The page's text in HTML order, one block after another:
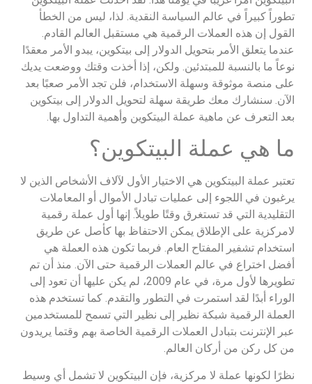
تطوراً كبيراً في عالم السياسة النقدية. لذا، ليس من الخطأ
القول إن هذه العملات الرقمية هي مستقبل العالم القادم.
عندما يتعلق الأمر بتحويل الدولار إلى بيتكوين، يبدو الأمر معقدًا
نوعاً ما بالنسبة للمبتدئين. ولكن، إذا أخذت وقتك ووضعت يديك
على منصة موثوقة وسهلة الاستخدام، فلن تجد الأمر صعبًا بعد
الآن. سنشارك معك طريقة سهلة لتحويل الدولار إلى بيتكوين
بعد التعرف عن ماهية عملة البيتكوين وأهمية التداول بها.
ما هي عملة البيتكوين؟
تعتبر عملة البيتكوين هي الاختيار الأول لآلاف الأشخاص الذين لا
يرغبون في اللجوء إلى عمليات تبادل الأموال أو المعاملات
التقليدية التي قد تستغرق وقتًا طويلاً. إنها أول عملة رقمية
لامركزية على الإطلاق يمكن الاحتفاظ بها كأصل عن طريق
استخدام تشفير المفتاح العام. فربما تكون هذه العملة هي
أفضل اختراع في عالم العملات الرقمية حتى الآن. منذ أن تم
تطويرها لأول مرة، في عام 2009، لم يكن عليها أن تعود إلى
الوراء أبدًا لقد استمرت في التطور والتقدم. كما تستخدم هذه
العملة الرقمية شبكة نظير إلى نظير التي تسمح للمستخدمين
عبر الإنترنت بتبادل العملات الرقمية الخاصة بهم وقتما يريدون
من كل ركن من أركان العالم.
نظرًا لكونها عملة لا مركزية، فإن البيتكوين لا تشمل أي وسيط